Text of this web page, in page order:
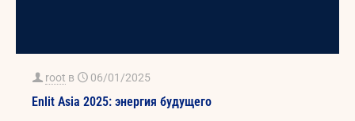
root в 06/01/2025
Enlit Asia 2025: энергия будущего